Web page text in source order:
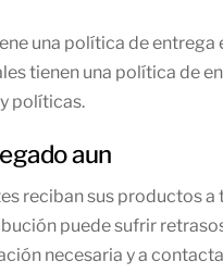
una política de entrega
tienen una política de
políticas.
aun
reciban sus productos
puede sufrir
necesaria y a